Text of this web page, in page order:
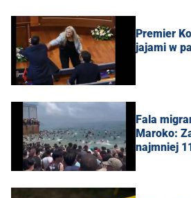
Premier
jajami w
Fala
Maroko:
najmniej